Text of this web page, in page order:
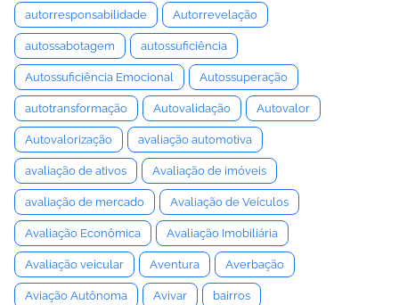
autorresponsabilidade Autorrevelação
autossabotagem autossuficiência
Autossuficiência Emocional Autossuperação
autotransformação Autovalidação Autovalor
Autovalorização avaliação automotiva
avaliação de ativos Avaliação de imóveis
avaliação de mercado Avaliação de Veículos
Avaliação Econômica Avaliação Imobiliária
Avaliação veicular Aventura Averbação
Aviação Autônoma Avivar bairros